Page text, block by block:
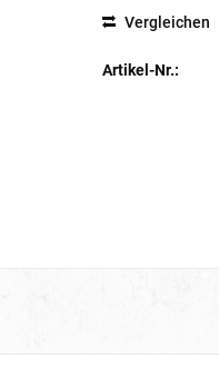
Vergleichen
Artikel-Nr.: